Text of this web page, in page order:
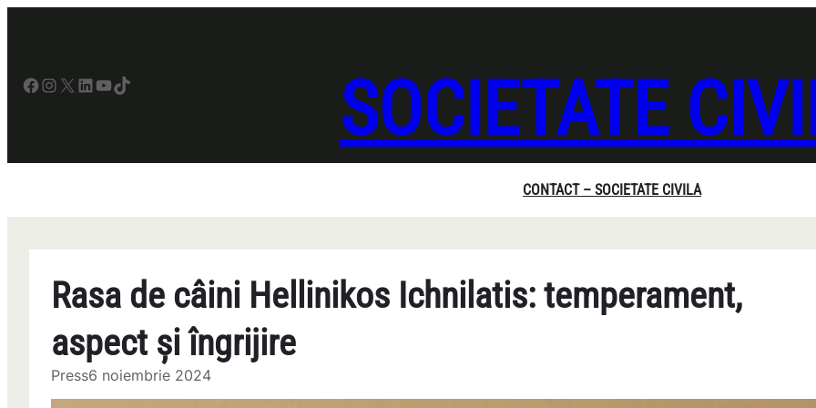
Facebook InstagramX LinkedIn YouTube TikTok SOCIETATE
CONTACT – SOCIETATE CIVILA
Rasa de câini Hellinikos Ichnilatis: temperament,
aspect și îngrijire
Press6 noiembrie 2024